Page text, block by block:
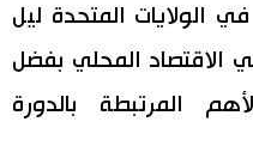
الولايات المتحدة ليل
الاقتصاد المحلي بفضل
المرتبطة بالدورة